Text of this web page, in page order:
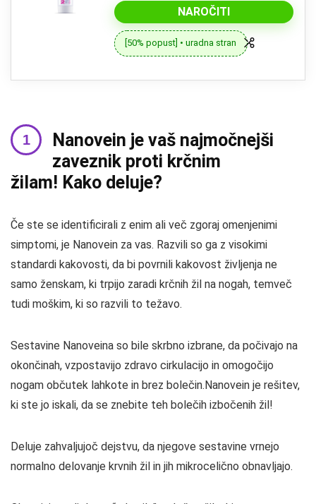
NAROČITI
[50% popust] • uradna stran
Nanovein je vaš najmočnejši
zaveznik proti krčnim
žilam! Kako deluje?
Če ste se identificirali z enim ali več zgoraj omenjenimi
simptomi, je Nanovein za vas. Razvili so ga z visokimi
standardi kakovosti, da bi povrnili kakovost življenja ne
samo ženskam, ki trpijo zaradi krčnih žil na nogah, temveč
tudi moškim, ki so razvili to težavo.
Sestavine Nanoveina so bile skrbno izbrane, da počivajo na
okončinah, vzpostavijo zdravo cirkulacijo in omogočijo
nogam občutek lahkote in brez bolečin.Nanovein je rešitev,
ki ste jo iskali, da se znebite teh bolečih izbočenih žil!
Deluje zahvaljujoč dejstvu, da njegove sestavine vrnejo
normalno delovanje krvnih žil in jih mikrocelično obnavljajo.